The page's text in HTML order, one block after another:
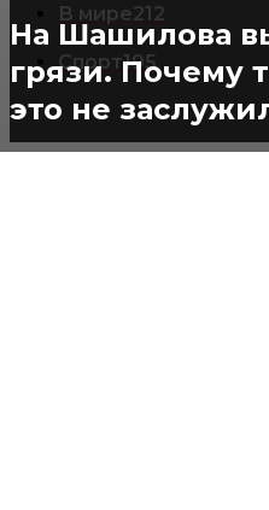
На Шашилова
грязи. Почему
это не
В мире212
Спорт195